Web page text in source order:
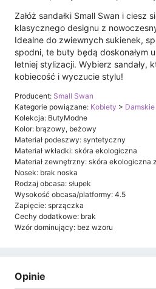
Załóż sandałki Small Swan i ciesz
klasycznego designu z
Idealne do zwiewnych sukienek,
spodni, te buty będą doskonałym
letniej stylizacji. Wybierz sandały,
kobiecość i wyczucie stylu!
Producent: Small Swan
Kategorie powiązane: Kobiety > Damskie
Kolekcja: ButyModne
Kolor: brązowy, beżowy
Materiał podeszwy: syntetyczny
Materiał wkładki: skóra ekologiczna
Materiał zewnętrzny: skóra ekologiczna
Nosek: brak noska
Rodzaj obcasa: słupek
Wysokość obcasa/platformy: 4.5
Zapięcie: sprzączka
Cechy dodatkowe: brak
Wzór dominujący: bez wzoru
Opinie